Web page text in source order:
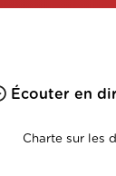
Écouter en
Charte sur les